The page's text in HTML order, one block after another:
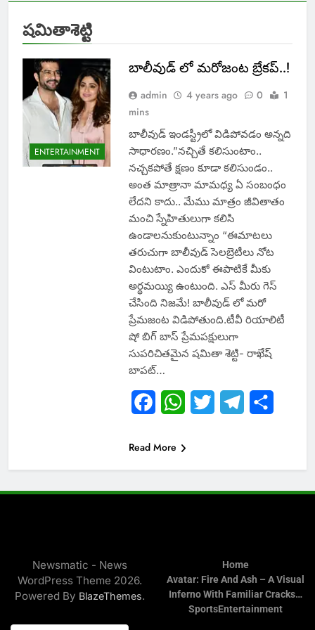
షమితాశెట్టి
ENTERTAINMENT
బాలీవుడ్ లో మరోజంట బ్రేకప్..!
admin 4 years ago 0
1
mins
బాలీవుడ్ ఇండస్ట్రీలో విడిపోవడం అన్నది
సాధారణం.”నచ్చితే కలిసుంటాం..
నచ్చకపోతే క్షణం కూడా కలిసుండం..
అంత మాత్రానా మామధ్య ఏ సంబంధం
లేదని కాదు.. మేము మాత్రం జీవితాతం
మంచి స్నేహితులుగా కలిసి
ఉండాలనుకుంటున్నాం “ఈమాటలు
తరుచుగా బాలీవుడ్ సెలబ్రెటీలు నోట
వింటుటాం. ఎందుకో ఈపాటికే మీకు
అర్థమయ్యి ఉంటుంది. ఎస్ మీరు గెస్
చేసింది నిజమే! బాలీవుడ్ లో మరో
ప్రేమజంట విడిపోతుంది.టీవీ రియాలిటీ
షో బిగ్ బాస్ ప్రేమపక్షులుగా
సుపరిచితమైన షమితా శెట్టి- రాఖేష్
బాపట్…
FacebookWhatsApp
Twitter Telegram
Read More
Newsmatic - News
WordPress Theme 2026.
Powered By BlazeThemes.
Home
Avatar: Fire And Ash – A Visual
Inferno With Familiar Cracks…
SportsEntertainment